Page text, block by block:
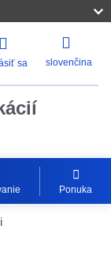
sa slovenčina
Ponuka